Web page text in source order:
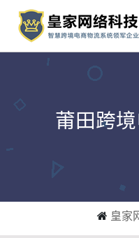
莆田跨
皇家